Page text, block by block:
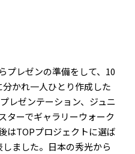
プレゼンの準備をして、10
かれ一人ひとり作成した
レゼンテーション、ジュニ
ターでギャラリーウォーク
はTOPプロジェクトに選ば
ました。日本の秀光から